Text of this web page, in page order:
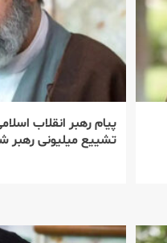
پیام رهبر انقلاب
تشییع میلیونی رهبر